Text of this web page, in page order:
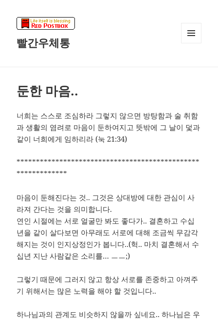
빨간우체통
둔한 마음..
너희는 스스로 조심하라 그렇지 않으면 방탕함과 술 취함
과 생활의 염려로 마음이 둔하여지고 뜻밖에 그 날이 덫과
같이 너희에게 임하리라 (눅 21:34)
***********************************************
*************
마음이 둔해진다는 것.. 그것은 상대방에 대한 관심이 사
라져 간다는 것을 의미합니다.
연인 시절에는 서로 얼굴만 봐도 좋다가.. 결혼하고 수십
년을 같이 살다보면 아무래도 서로에 대해 조금씩 무감각
해지는 것이 인지상정인가 봅니다..(헉.. 마치 결혼해서 수
십년 지난 사람같은 소리를… ㅡㅡ;)
그렇기 때문에 그러지 않고 항상 서로를 존중하고 아껴주
기 위해서는 많은 노력을 해야 할 것입니다..
하나님과의 관계도 비슷하지 않을까 싶네요.. 하나님은 우